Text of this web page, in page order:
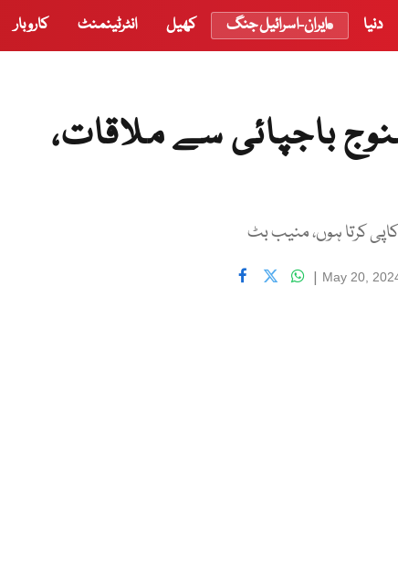
دنیا ایران-اسرائیل جنگ کھیل انٹرٹینمنٹ کاروبار
باجپائی سے ملاقات،
کرتا ہوں، منیب بٹ
May 20,
|